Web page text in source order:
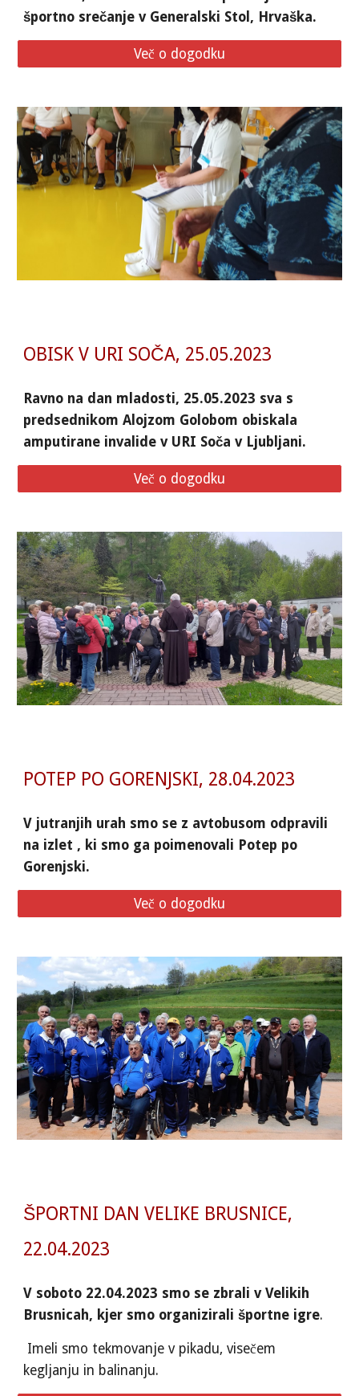
športno srečanje v Generalski Stol, Hrvaška.
Več o dogodku
OBISK V URI SOČA, 25.05.2023
Ravno na dan mladosti, 25.05.2023 sva s
predsednikom Alojzom Golobom obiskala
amputirane invalide v URI Soča v Ljubljani.
Več o dogodku
POTEP PO GORENJSKI, 28.04.2023
V jutranjih urah smo se z avtobusom odpravili
na izlet , ki smo ga poimenovali Potep po
Gorenjski.
Več o dogodku
ŠPORTNI DAN VELIKE BRUSNICE,
22.04.2023
V soboto 22.04.2023 smo se zbrali v Velikih
Brusnicah, kjer smo organizirali športne igre.
Imeli smo tekmovanje v pikadu, visečem
kegljanju in balinanju.